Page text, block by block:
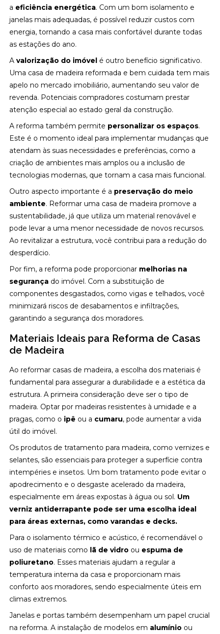
a eficiência energética. Com um bom isolamento e
janelas mais adequadas, é possível reduzir custos com
energia, tornando a casa mais confortável durante todas
as estações do ano.
Avalorização do imóvel é outro benefício significativo.
Uma casa de madeira reformada e bem cuidada tem mais
apelo no mercado imobiliário, aumentando seu valor de
revenda. Potenciais compradores costumam prestar
atenção especial ao estado geral da construção.
A reforma também permite personalizar os espaços.
Este é o momento ideal para implementar mudanças que
atendam às suas necessidades e preferências, como a
criação de ambientes mais amplos ou a inclusão de
tecnologias modernas, que tornam a casa mais funcional.
Outro aspecto importante é a preservação do meio
ambiente. Reformar uma casa de madeira promove a
sustentabilidade, já que utiliza um material renovável e
pode levar a uma menor necessidade de novos recursos.
Ao revitalizar a estrutura, você contribui para a redução do
desperdício.
Por fim, a reforma pode proporcionar melhorias na
segurança do imóvel. Com a substituição de
componentes desgastados, como vigas e telhados, você
minimizará riscos de desabamentos e infiltrações,
garantindo a segurança dos moradores.
Materiais Ideais para Reforma de Casas
de Madeira
Ao reformar casas de madeira, a escolha dos materiais é
fundamental para assegurar a durabilidade e a estética da
estrutura. A primeira consideração deve ser o tipo de
madeira. Optar por madeiras resistentes à umidade e a
pragas, como o ipê ou a cumaru, pode aumentar a vida
útil do imóvel.
Os produtos de tratamento para madeira, como vernizes e
selantes, são essenciais para proteger a superfície contra
intempéries e insetos. Um bom tratamento pode evitar o
apodrecimento e o desgaste acelerado da madeira,
especialmente em áreas expostas à água ou sol. Um
verniz antiderrapante pode ser uma escolha ideal
para áreas externas, como varandas e decks.
Para o isolamento térmico e acústico, é recomendável o
uso de materiais como lã de vidro ou espuma de
poliuretano. Esses materiais ajudam a regular a
temperatura interna da casa e proporcionam mais
conforto aos moradores, sendo especialmente úteis em
climas extremos.
Janelas e portas também desempenham um papel crucial
na reforma. A instalação de modelos em alumínio ou